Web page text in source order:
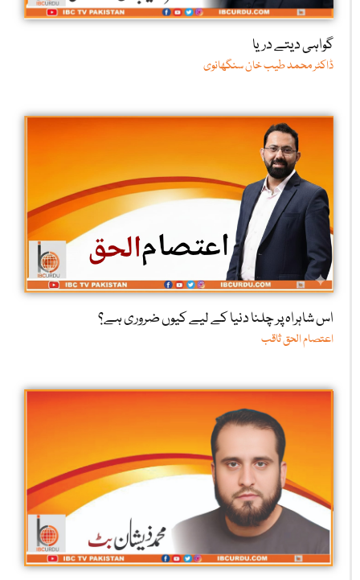
گواہی دیتے دریا
ڈاکٹر محمد طیب خان سنگھانوی
اس شاہراہ پر چلنا دنیا کے لیے کیوں ضروری ہے؟
اعتصام الحق ثاقب